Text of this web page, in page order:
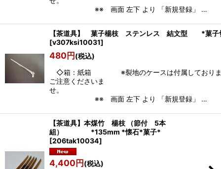
※※ 画面 左下 より 「新規登録」 …
【茶道具】 菓子楊枝 ステンレス 結文型 *菓子
[v307ksi10031]
480円(税込)
◇箱：紙箱 ※裂地のケースは付属しておりま
ご注意くださいま
せ
※※ 画面 左下 より 「新規登録」 …
【茶道具】本煤竹 楊枝 （節付 5本
組） *135mm *懐石*菓子*
[206tak10034]
4,400円(税込)